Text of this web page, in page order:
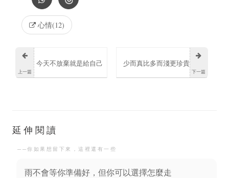
心情(12)
上一篇
今天不放棄就是給自己
下一篇
少而真比多而淺更珍貴
延伸閱讀
──你如果想留下來，這裡還有一些
雨不會等你準備好，但你可以選擇怎麼走